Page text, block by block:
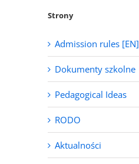
Strony
Admission rules [EN]
Dokumenty szkolne
Pedagogical Ideas
RODO
Aktualności